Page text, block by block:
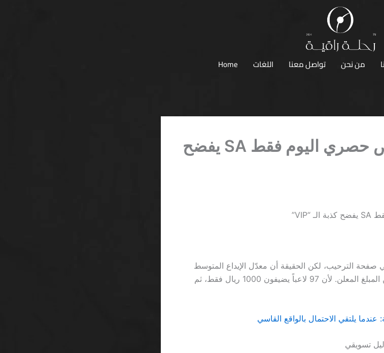
من نحن تواصل معنا اللغات Home
ivibet كازينو بونص حصري اليوم فقط SA يفضح
صفحة الترحيب، لكن الحقيقة أن معدّل الإيداع المتوسط
في نفس الموقع لا يتجاوز 2.3% من المبلغ المعلن. لأن 97 لاعباً يضيفون 1000 ريال فقط، ثم
تسويقي